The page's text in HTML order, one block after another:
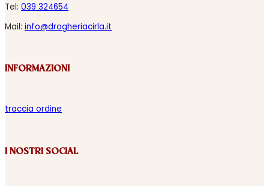
Tel: 039 324654
Mail: info@drogheriacirla.it
INFORMAZIONI
traccia ordine
I NOSTRI SOCIAL